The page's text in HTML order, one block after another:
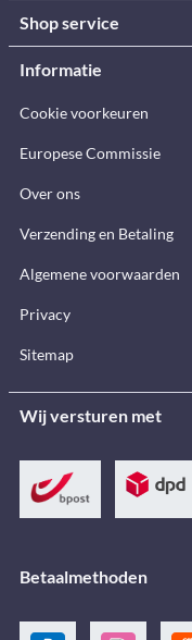
Shop service
Informatie
Cookie voorkeuren
Europese Commissie
Over ons
Verzending en Betaling
Algemene voorwaarden
Privacy
Sitemap
Wij versturen met
Betaalmethoden